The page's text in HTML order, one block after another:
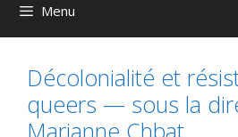
Menu
Décolonialité et
queers — sous la
Marianne Chbat